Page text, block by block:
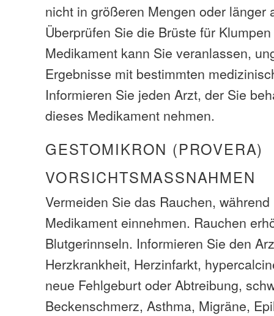
nicht in größeren Mengen oder länger
Überprüfen Sie die Brüste für
Medikament kann Sie veranlassen,
Ergebnisse mit bestimmten
Informieren Sie jeden Arzt, der Sie
dieses Medikament nehmen.
GESTOMIKRON (PROVERA)
VORSICHTSMASSNAHMEN
Vermeiden Sie das Rauchen,
Medikament einnehmen. Rauchen
Blutgerinnseln. Informieren Sie den
Herzkrankheit, Herzinfarkt,
neue Fehlgeburt oder Abtreibung,
Beckenschmerz, Asthma, Migräne,